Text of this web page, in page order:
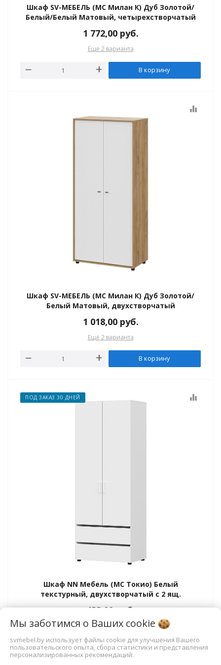
Шкаф SV-МЕБЕЛЬ (МС Милан К) Дуб Золотой/
Белый/Белый Матовый, четырехстворчатый
1 772,00 руб.
Ещё 2 варианта
В корзину
equalizer
Шкаф SV-МЕБЕЛЬ (МС Милан К) Дуб Золотой/
Белый Матовый, двухстворчатый
1 018,00 руб.
Ещё 2 варианта
В корзину
ПОД ЗАКАЗ 30 ДНЕЙ equalizer
Шкаф NN Мебель (МС Токио) Белый
текстурный, двухстворчатый с 2 ящ.
433,00руб.
В корзину
Мы заботимся о Ваших cookie
svmebel.by использует файлы cookie для улучшения Вашего
пользовательского опыта, сбора статистики и представления
персонализированных рекомендаций.